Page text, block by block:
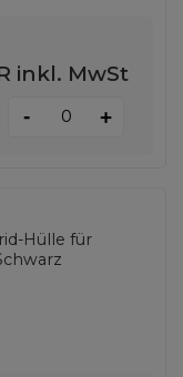
inkl. MwSt
- +
Hülle für